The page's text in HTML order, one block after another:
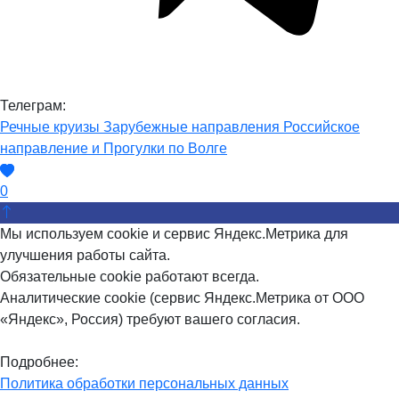
Телеграм:
Речные круизы Зарубежные направления Российское
направление и Прогулки по Волге
0
Мы используем cookie и сервис Яндекс.Метрика для
улучшения работы сайта.
Обязательные cookie работают всегда.
Аналитические cookie (сервис Яндекс.Метрика от ООО
«Яндекс», Россия) требуют вашего согласия.
Подробнее:
Политика обработки персональных данных